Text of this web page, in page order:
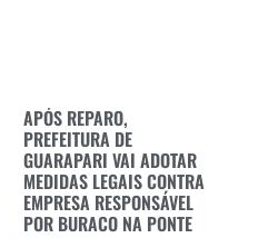
APÓS REPARO,
PREFEITURA DE
GUARAPARI VAI ADOTAR
MEDIDAS LEGAIS CONTRA
EMPRESA RESPONSÁVEL
POR BURACO NA PONTE